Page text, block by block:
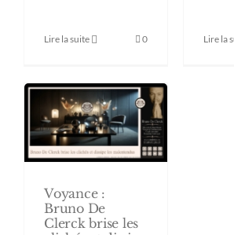
Lire la suite 0 Lire la
Voyance :
Bruno De
Clerck brise les